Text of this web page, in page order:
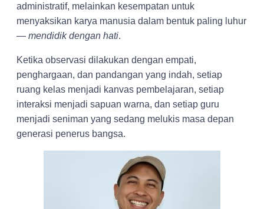
administratif, melainkan kesempatan untuk
menyaksikan karya manusia dalam bentuk paling luhur
— mendidik dengan hati.
Ketika observasi dilakukan dengan empati,
penghargaan, dan pandangan yang indah, setiap
ruang kelas menjadi kanvas pembelajaran, setiap
interaksi menjadi sapuan warna, dan setiap guru
menjadi seniman yang sedang melukis masa depan
generasi penerus bangsa.